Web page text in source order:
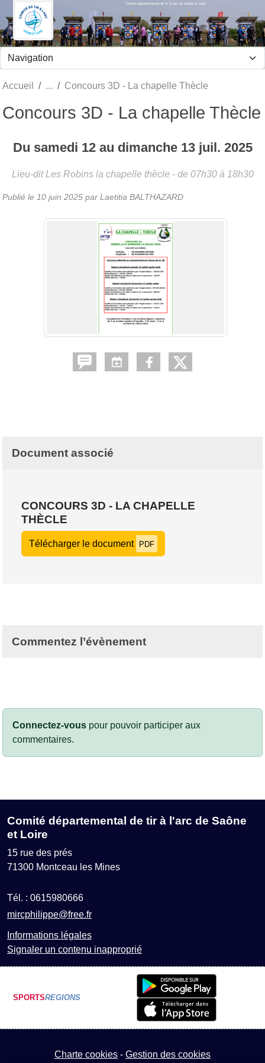
Comité départemental de tir à l'arc de Saône et Loire
Accueil Concours 3D - La chapelle Thècle
Concours 3D - La chapelle Thècle
Du samedi 12au dimanche 13 juil. 2025
Lieu-dit Les Robins la chapelle thècle - de 07h30 à 18h30
Publié le 10 juin 2025 par Laetitia BALTHAZARD
Document associé
CONCOURS 3D - LA CHAPELLE
THÈCLE
Télécharger le document PDF
Commentez l’évènement
Connectez-vous pour pouvoir participer aux
commentaires.
Comité départemental de tir à l'arc de Saône
et Loire
15 rue des prés
71300 Montceau les Mines
Tél. : 0615980666
mircphilippe@free.fr
Informations légales
Signaler un contenu inapproprié
SPORTSREGIONS
Charte cookies Gestion des cookies
Panneau de gestion des cookies